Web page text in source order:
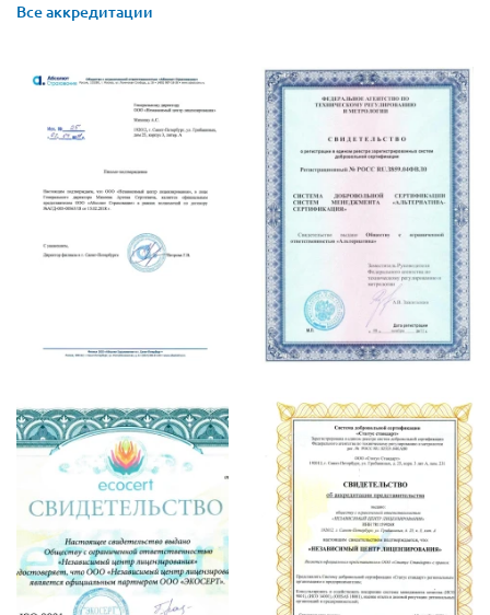
Все аккредитации